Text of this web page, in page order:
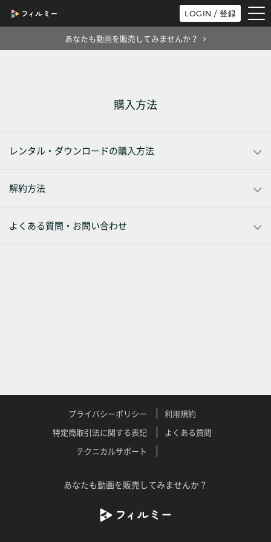
LOGIN / 登録
あなたも動画を販売してみませんか？
購入方法
レンタル・ダウンロードの購入方法
解約方法
よくある質問・お問い合わせ
プライバシーポリシー
利用規約
特定商取引法に関する表記
よくある質問
テクニカルサポート
あなたも動画を販売してみませんか？